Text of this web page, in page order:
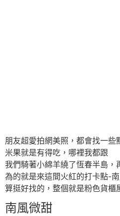
朋友超愛拍網美照，都會找一些
米果就是有得吃，哪裡我都跟
我們騎著小綿羊繞了恆春半島，
為的就是來這間火紅的打卡點-
算挺好找的，整個就是粉色貨櫃
南風微甜